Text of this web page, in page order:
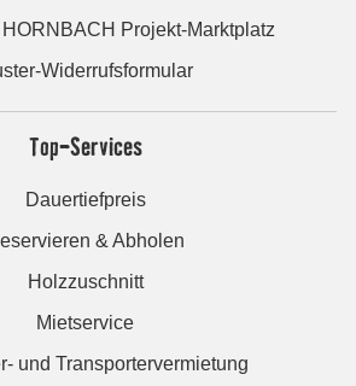
Projekt-Marktplatz
Widerrufsformular
Top-Services
Dauertiefpreis
& Abholen
Holzzuschnitt
Mietservice
und Transportervermietung